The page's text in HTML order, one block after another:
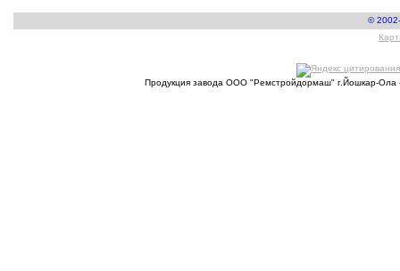
©
Продукция завода ООО "Ремстройдормаш" г.Йошкар-Ола